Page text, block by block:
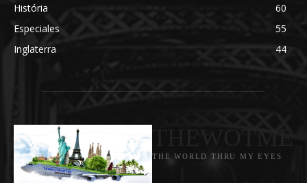
História
60
Especiales
55
Inglaterra
44
THE WORLD THRU MY EYES